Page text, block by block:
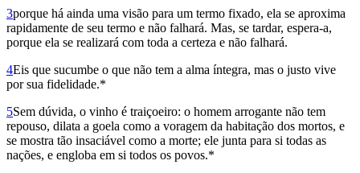
3porque há ainda uma visão para um termo fixado, ela se aproxima
rapidamente de seu termo e não falhará. Mas, se tardar, espera-a,
porque ela se realizará com toda a certeza e não falhará.
4Eis que sucumbe o que não tem a alma íntegra, mas o justo vive
por sua fidelidade.*
5Sem dúvida, o vinho é traiçoeiro: o homem arrogante não tem
repouso, dilata a goela como a voragem da habitação dos mortos, e
se mostra tão insaciável como a morte; ele junta para si todas as
nações, e engloba em si todos os povos.*